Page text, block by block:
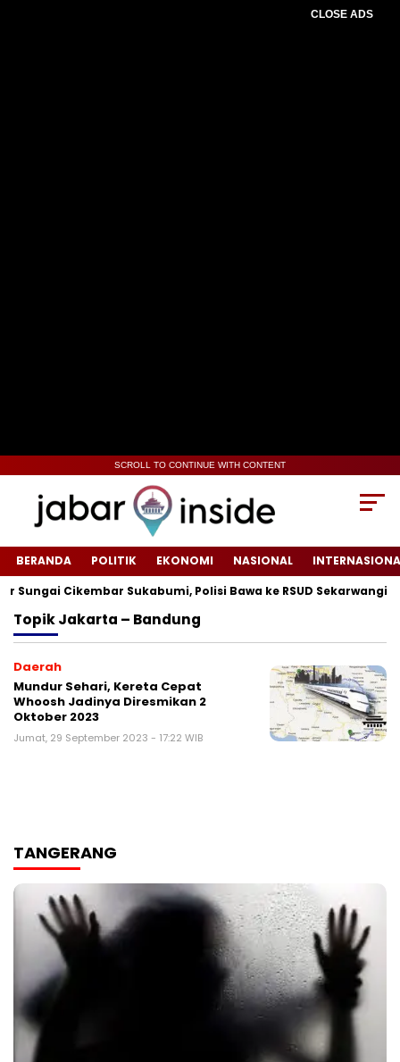
CLOSE ADS
SCROLL TO CONTINUE WITH CONTENT
BERANDA POLITIK EKONOMI NASIONAL
Cikembar Sukabumi, Polisi Bawa ke RSUD Sekarwangi‎
TopikJakarta – Bandung
Daerah
Mundur Sehari, Kereta Cepat
Whoosh Jadinya Diresmikan 2
Oktober 2023
Jumat, 29 September 2023 - 17:22 WIB
TANGERANG